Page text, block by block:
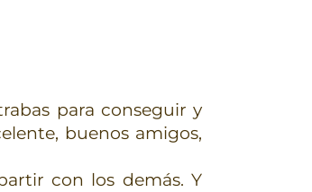
para conseguir y
buenos amigos,
con los demás. Y